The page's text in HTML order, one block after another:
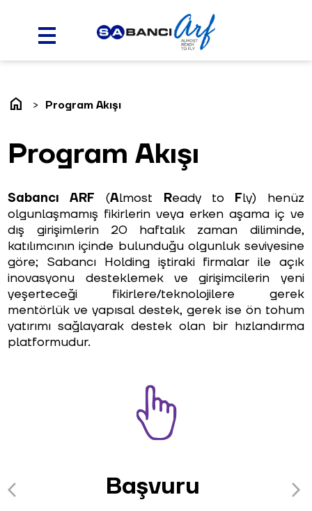
home Program Akışı
Program Akışı
Sabancı ARF (Almost Ready to Fly) henüz
olgunlaşmamış fikirlerin veya erken aşama iç ve
dış girişimlerin 20 haftalık zaman diliminde,
katılımcının içinde bulunduğu olgunluk seviyesine
göre; Sabancı Holding iştiraki firmalar ile açık
inovasyonu desteklemek ve girişimcilerin yeni
yeşerteceği fikirlere/teknolojilere gerek
mentörlük ve yapısal destek, gerek ise ön tohum
yatırımı sağlayarak destek olan bir hızlandırma
platformudur.
Başvuru
arrow_back_ios arrow_forward_ios